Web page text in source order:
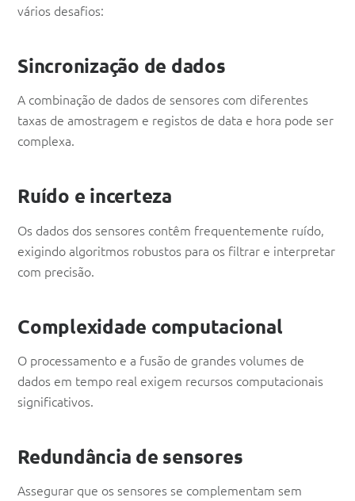
vários desafios:
Sincronização de dados
A combinação de dados de sensores com diferentes
taxas de amostragem e registos de data e hora pode ser
complexa.
Ruído e incerteza
Os dados dos sensores contêm frequentemente ruído,
exigindo algoritmos robustos para os filtrar e interpretar
com precisão.
Complexidade computacional
O processamento e a fusão de grandes volumes de
dados em tempo real exigem recursos computacionais
significativos.
Redundância de sensores
Assegurar que os sensores se complementam sem